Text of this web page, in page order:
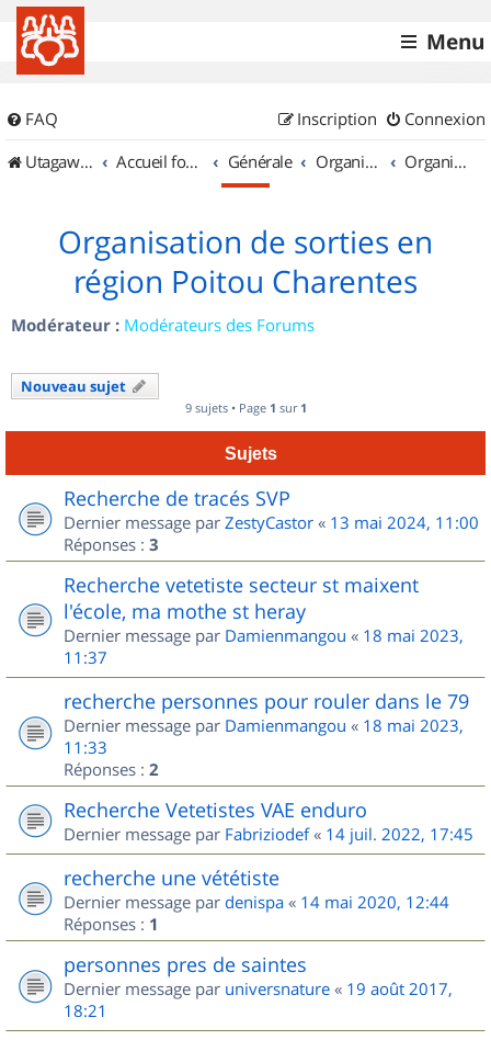
Menu
FAQ Connexion
Inscription
UtagawaVTT (Randos VTT et VTTAE avec traces GPS)
Accueil forum Générale Organisation de sorties & Recherche de partenaires Organisation de sorties en région Poitou Charentes
Organisation de sorties en
région Poitou Charentes
Modérateur : Modérateurs des Forums
Nouveau sujet
9 sujets • Page 1 sur 1
Sujets
Recherche de tracés SVP
Dernier message par ZestyCastor « 13 mai 2024, 11:00
Réponses : 3
Recherche vetetiste secteur st maixent
l'école, ma mothe st heray
Dernier message par Damienmangou « 18 mai 2023,
11:37
recherche personnes pour rouler dans le 79
Dernier message par Damienmangou « 18 mai 2023,
11:33
Réponses : 2
Recherche Vetetistes VAE enduro
Dernier message par Fabriziodef« 14 juil. 2022, 17:45
recherche une vététiste
Dernier message par denispa « 14 mai 2020, 12:44
Réponses : 1
personnes pres de saintes
Dernier message par universnature « 19 août 2017,
18:21